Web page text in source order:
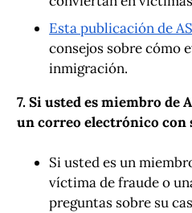
Esta publicación de
consejos sobre cómo
inmigración.
7. Si usted es miembro de
un correo electrónico con
Si usted es un
víctima de fraude o
preguntas sobre su